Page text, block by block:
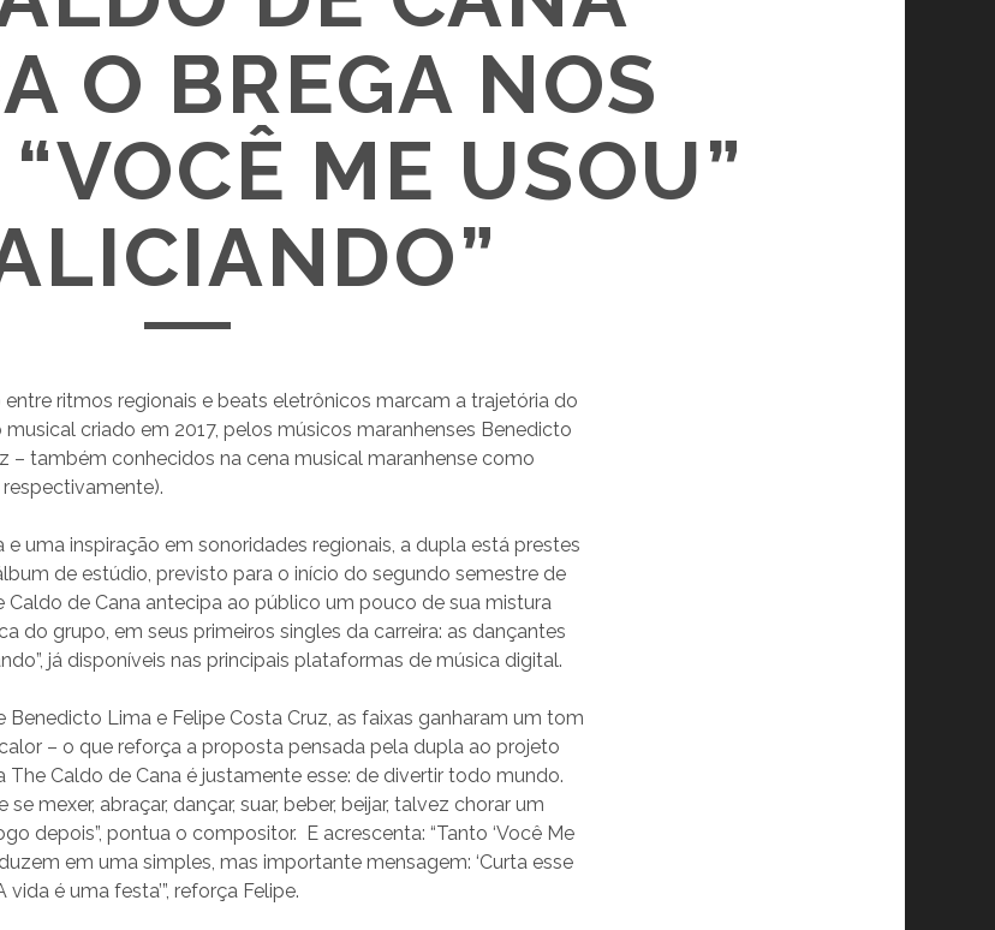
O BREGA NOS
ME USOU”
ritmos regionais e beats eletrônicos marcam a trajetória do
musical criado em 2017, pelos músicos maranhenses Benedicto
– também conhecidos na cena musical maranhense como
respectivamente).
e uma inspiração em sonoridades regionais, a dupla está prestes
de estúdio, previsto para o início do segundo semestre de
Caldo de Cana antecipa ao público um pouco de sua mistura
do grupo, em seus primeiros singles da carreira: as dançantes
já disponíveis nas principais plataformas de música digital.
Lima e Felipe Costa Cruz, as faixas ganharam um tom
– o que reforça a proposta pensada pela dupla ao projeto
The Caldo de Cana é justamente esse: de divertir todo mundo.
mexer, abraçar, dançar, suar, beber, beijar, talvez chorar um
depois”, pontua o compositor. E acrescenta: “Tanto ‘Você Me
em uma simples, mas importante mensagem: ‘Curta esse
é uma festa’”, reforça Felipe.